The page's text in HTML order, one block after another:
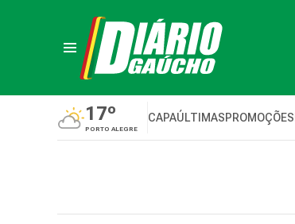
17º
PORTO ALEGRE
CAPAÚLTIMASPROMOÇÕES